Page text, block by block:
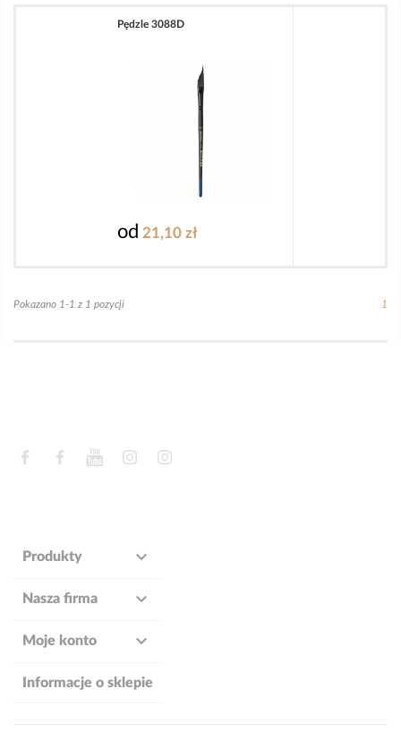
Pędzle 3088D
od 21,10 zł
Pokazano 1-1 z 1 pozycji 1
FacebookFacebookYouTubeInstagram
Produkty 
Nasza firma 
Moje konto 
Informacje o sklepie